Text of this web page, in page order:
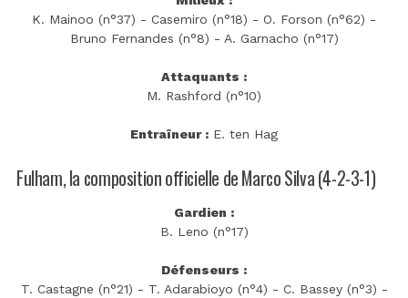
K. Mainoo (n°37) - Casemiro (n°18) - O. Forson (n°62) -
Bruno Fernandes (n°8) - A. Garnacho (n°17)
Attaquants :
M. Rashford (n°10)
Entraîneur : E. ten Hag
Fulham, la composition officielle de Marco Silva (4-2-3-1)
Gardien :
B. Leno (n°17)
Défenseurs :
T. Castagne (n°21) - T. Adarabioyo (n°4) - C. Bassey (n°3) -